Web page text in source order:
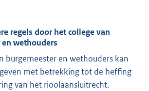
regels door het college van
wethouders
burgemeester en wethouders kan
met betrekking tot de heffing
van het rioolaansluitrecht.